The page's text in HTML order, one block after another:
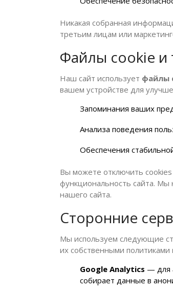
Никакая собранная
третьим лицам или
Файлы cookie и
Наш сайт использует файлы
вашем устройстве для
Запоминания ваших
Анализа поведения
Обеспечения
Вы можете отключить cookies
функциональность сайта. Мы
нашего сайта.
Сторонние
Мы используем следующие
их собственными
Google Analytics — для
собирает данные в